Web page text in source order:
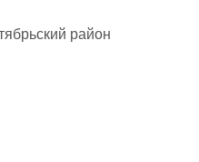
район